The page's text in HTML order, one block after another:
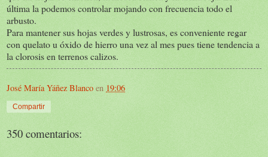
última la podemos controlar mojando con frecuencia todo el
arbusto.
Para mantener sus hojas verdes y lustrosas, es conveniente regar
con quelato u óxido de hierro una vez al mes pues tiene tendencia a
la clorosis en terrenos calizos.
José María Yáñez Blanco en 19:06
Compartir
350 comentarios: